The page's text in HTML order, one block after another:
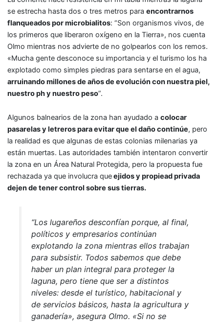
se estrecha hasta dos o tres metros para encontrarnos
flanqueados por microbialitos: “Son organismos vivos, de
los primeros que liberaron oxígeno en la Tierra», nos cuenta
Olmo mientras nos advierte de no golpearlos con los remos.
«Mucha gente desconoce su importancia y el turismo los ha
explotado como simples piedras para sentarse en el agua,
arruinando millones de años de evolución con nuestra piel,
nuestro ph y nuestro peso”.
Algunos balnearios de la zona han ayudado a colocar
pasarelas y letreros para evitar que el daño continúe, pero
la realidad es que algunas de estas colonias milenarias ya
están muertas. Las autoridades también intentaron convertir
la zona en un Área Natural Protegida, pero la propuesta fue
rechazada ya que involucra queejidos y propiead privada
dejen de tener control sobre sus tierras.
“Los lugareños desconfían porque, al final,
políticos y empresarios continúan
explotando la zona mientras ellos trabajan
para subsistir. Todos sabemos que debe
haber un plan integral para proteger la
laguna, pero tiene que ser a distintos
niveles: desde el turístico, habitacional y
de servicios básicos, hasta la agricultura y
ganadería», asegura Olmo. «Si no se